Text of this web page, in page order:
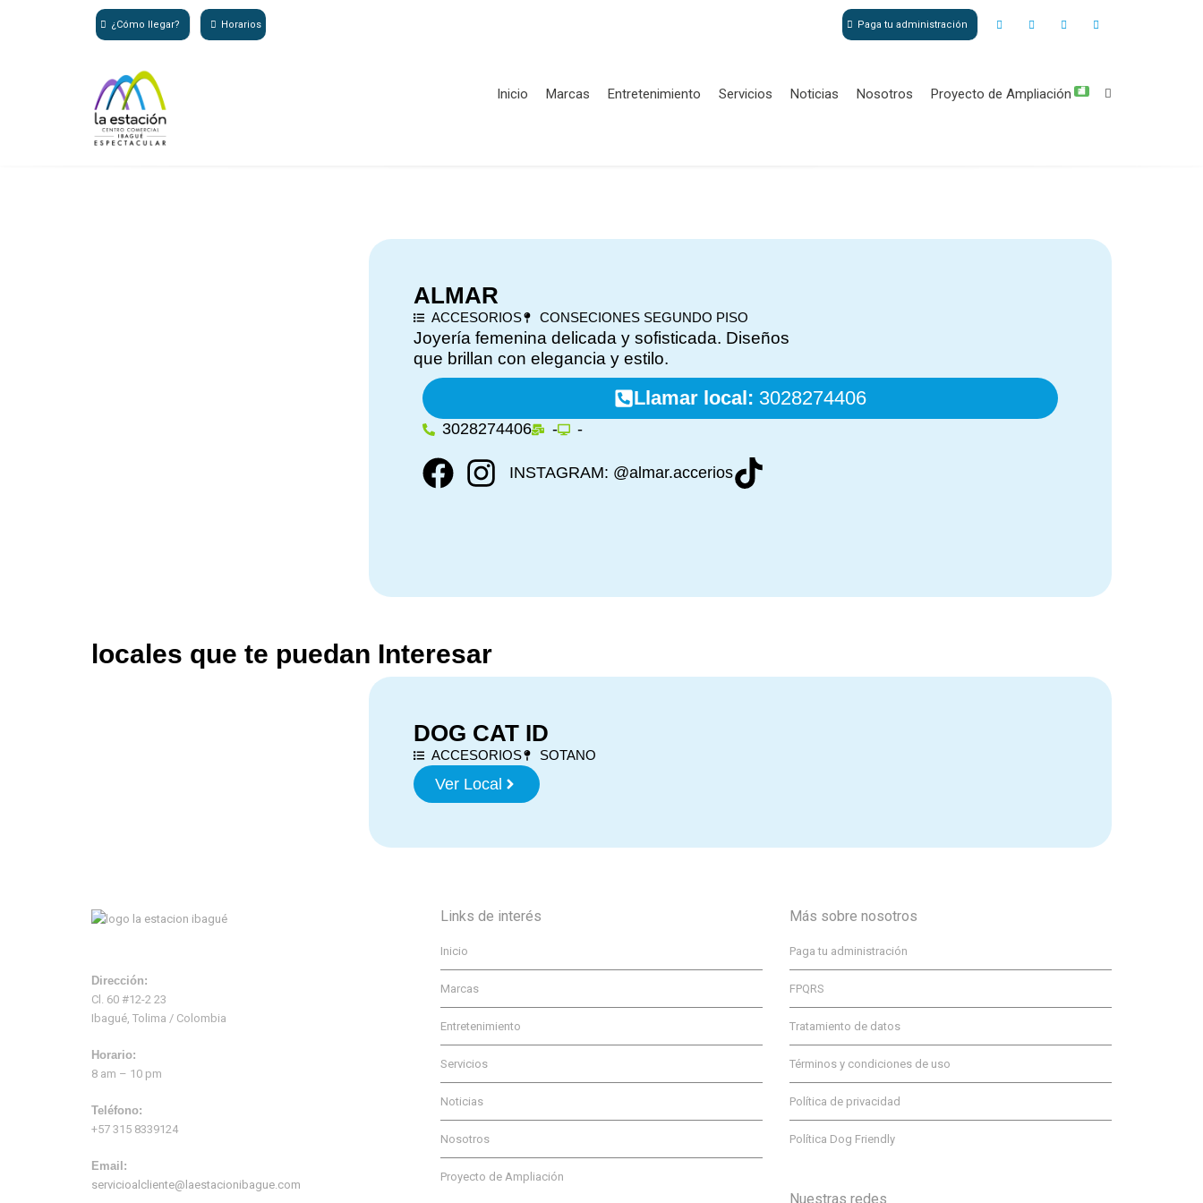
¿Cómo llegar? Horarios Paga tu administración
Inicio Marcas Entretenimiento Servicios Noticias Nosotros Proyecto de Ampliación 🏬
ALMAR
ACCESORIOS CONSECIONES SEGUNDO PISO
Joyería femenina delicada y sofisticada. Diseños
que brillan con elegancia y estilo.
Llamar local: 3028274406
3028274406 - -
INSTAGRAM: @almar.accerios
locales que te puedan Interesar
DOG CAT ID
ACCESORIOS SOTANO
Ver Local
Dirección:
Cl. 60 #12-2 23
Ibagué, Tolima / Colombia
Horario:
8 am – 10 pm
Teléfono:
+57 315 8339124
Email:
servicioalcliente@laestacionibague.com
Links de interés
Inicio
Marcas
Entretenimiento
Servicios
Noticias
Nosotros
Proyecto de Ampliación
Más sobre nosotros
Paga tu administración
FPQRS
Tratamiento de datos
Términos y condiciones de uso
Política de privacidad
Política Dog Friendly
Nuestras redes